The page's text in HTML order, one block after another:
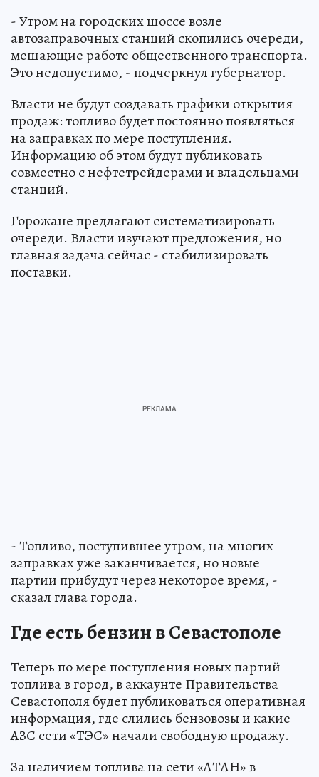
- Утром на городских шоссе возле
автозаправочных станций скопились очереди,
мешающие работе общественного транспорта.
Это недопустимо, - подчеркнул губернатор.
Власти не будут создавать графики открытия
продаж: топливо будет постоянно появляться
на заправках по мере поступления.
Информацию об этом будут публиковать
совместно с нефтетрейдерами и владельцами
станций.
Горожане предлагают систематизировать
очереди. Власти изучают предложения, но
главная задача сейчас - стабилизировать
поставки.
- Топливо, поступившее утром, на многих
заправках уже заканчивается, но новые
партии прибудут через некоторое время, -
сказал глава города.
Где есть бензин в Севастополе
Теперь по мере поступления новых партий
топлива в город, в аккаунте Правительства
Севастополя будет публиковаться оперативная
информация, где слились бензовозы и какие
АЗС сети «ТЭС» начали свободную продажу.
За наличием топлива на сети «АТАН» в